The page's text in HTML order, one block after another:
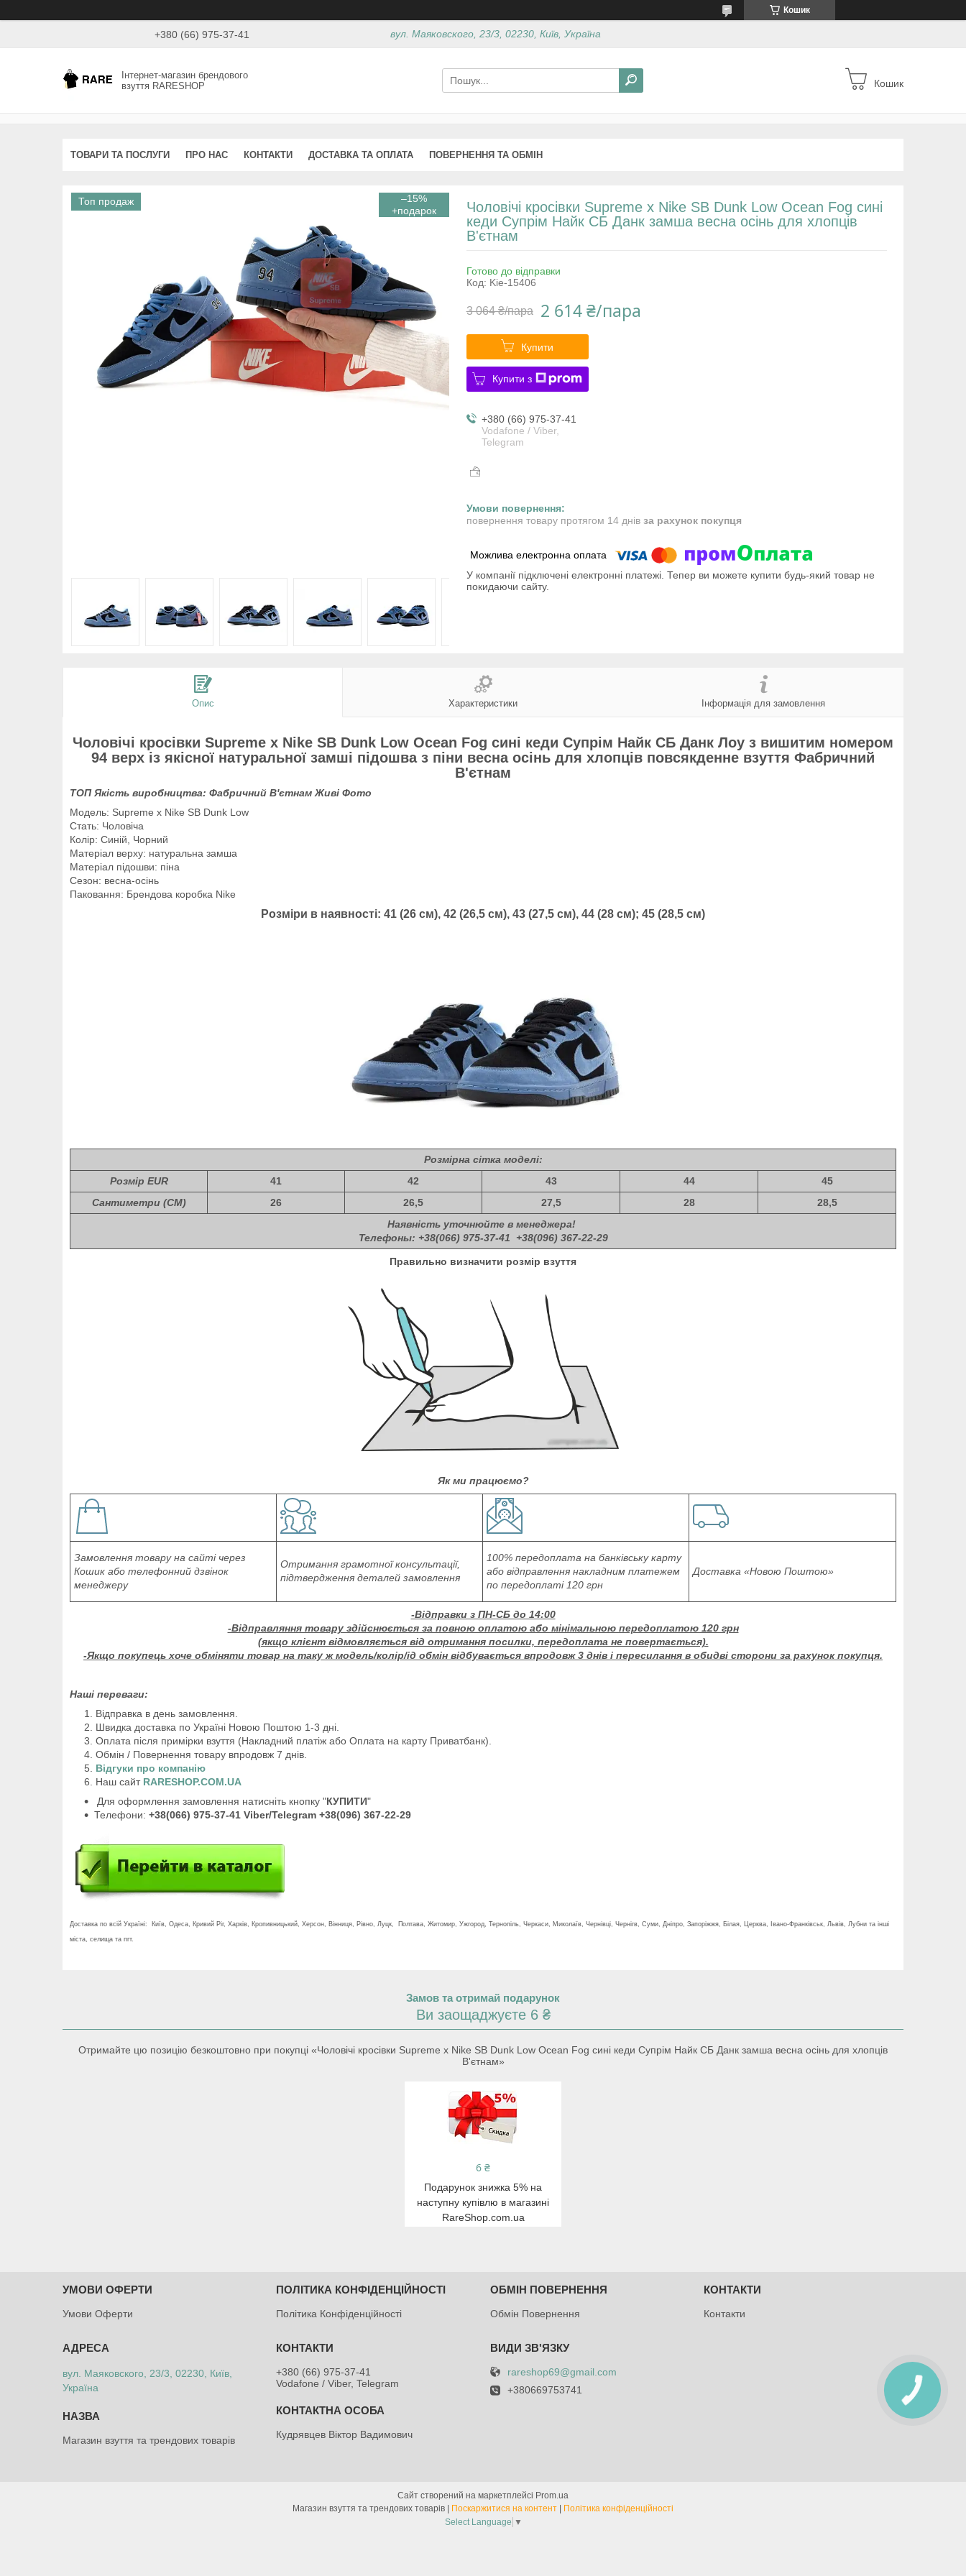
Кошик
+380 (66) 975-37-41 вул. Маяковского, 23/3, 02230, Київ, Україна
Інтернет-магазин брендового
взуття RARESHOP
Кошик
ТОВАРИ ТА ПОСЛУГИ ПРО НАС КОНТАКТИ ДОСТАВКА ТА ОПЛАТА ПОВЕРНЕННЯ ТА ОБМІН
Топ продаж –15%
Чоловічі кросівки Supreme x Nike SB Dunk Low Ocean Fog сині
кеди Супрім Найк СБ Данк замша весна осінь для хлопців
В'єтнам
Готово до відправки
Код: Kie-15406
3 064 ₴/пара 2 614 ₴/пара
Купити
Купити з
+380 (66) 975-37-41
Vodafone / Viber,
Telegram
повернення товару протягом 14 днів за рахунок покупця
У компанії підключені електронні платежі. Тепер ви можете купити будь-який товар не
покидаючи сайту.
Опис Характеристики Інформація для замовлення
Чоловічі кросівки Supreme x Nike SB Dunk Low Ocean Fog сині кеди Супрім Найк СБ Данк Лоу з вишитим номером
94 верх із якісної натуральної замші підошва з піни весна осінь для хлопців повсякденне взуття Фабричний
В'єтнам
ТОП Якість виробництва: Фабричний В'єтнам Живі Фото
Модель: Supreme x Nike SB Dunk Low
Стать: Чоловіча
Колір: Синій, Чорний
Матеріал верху: натуральна замша
Матеріал підошви: піна
Сезон: весна-осінь
Паковання: Брендова коробка Nike
Розміри в наявності: 41 (26 см), 42 (26,5 cм), 43 (27,5 см), 44 (28 см); 45 (28,5 см)
Розмірна сітка моделі:
Розмір EUR
41 42 43 44
45
Сантиметри (СМ)
26 26,5 27,5 28
28,5
Наявність уточнюйте в менеджера!
Телефоны: +38(066) 975-37-41 +38(096) 367-22-29
Правильно визначити розмір взуття
Як ми працюємо?
Замовлення товару на сайті через
Кошик або телефонний дзвінок
менеджеру
Отримання грамотної консультації,
підтвердження деталей замовлення
100% передоплата на банківську карту
або відправлення накладним платежем
по передоплаті 120 грн
Доставка «Новою Поштою»
-Відправки з ПН-СБ до 14:00
-Відправляння товару здійснюється за повною оплатою або мінімальною передоплатою 120 грн
(якщо клієнт відмовляється від отримання посилки, передоплата не повертається).
-Якщо покупець хоче обміняти товар на таку ж модель/колір/ід обмін відбувається впродовж 3 днів і пересилання в обидві сторони за рахунок покупця.
Наші переваги:
Відправка в день замовлення.
Швидка доставка по Україні Новою Поштою 1-3 дні.
Оплата після примірки взуття (Накладний платіж або Оплата на карту Приватбанк).
Обмін / Повернення товару впродовж 7 днів.
Відгуки про компанію
Наш сайт RARESHOP.COM.UA
Для оформлення замовлення натисніть кнопку "КУПИТИ"
Телефони: +38(066) 975-37-41 Viber/Telegram +38(096) 367-22-29
Доставка по всій Україні: Київ, Одеса, Кривий Ріг, Харків, Кропивницький, Херсон, Вінниця, Рівно, Луцк, Полтава, Житомир, Ужгород, Тернопіль, Черкаси, Миколаїв, Чернівці, Чернігв, Суми, Дніпро, Запоріжжя, Білая, Церква, Івано-Франківськ, Львів, Лубни та інші
міста, селища та пгт.
Замов та отримай подарунок
Ви заощаджуєте 6 ₴
Отримайте цю позицію безкоштовно при покупці «Чоловічі кросівки Supreme x Nike SB Dunk Low Ocean Fog сині кеди Супрім Найк СБ Данк замша весна осінь для хлопців
В'єтнам»
6 ₴
Подарунок знижка 5% на
наступну купівлю в магазині
RareShop.com.ua
УМОВИ ОФЕРТИ
Умови Оферти
ПОЛІТИКА КОНФІДЕНЦІЙНОСТІ
Політика Конфіденційності
ОБМІН ПОВЕРНЕННЯ
Обмін Повернення
КОНТАКТИ
Контакти
вул. Маяковского, 23/3, 02230, Київ,
Україна
Магазин взуття та трендових товарів
+380 (66) 975-37-41
Vodafone / Viber, Telegram
Кудрявцев Віктор Вадимович
rareshop69@gmail.com
+380669753741
Сайт створений на маркетплейсі Prom.ua
Поскаржитися на контент
Політика конфіденційності
Select Language ▼